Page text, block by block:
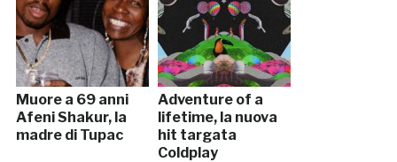
Muore a 69 anni
Afeni Shakur, la
madre di Tupac
Adventure of a
lifetime, la nuova
hit targata
Coldplay